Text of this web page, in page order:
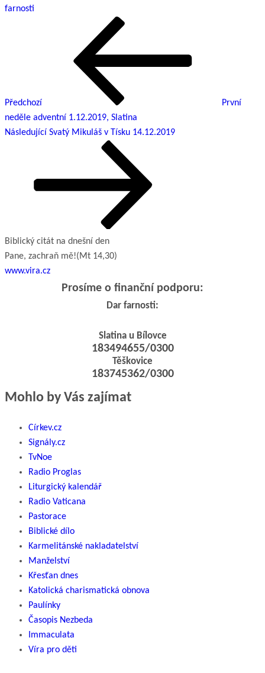
farnosti
Předchozí
První
neděle adventní 1.12.2019, Slatina
Následující
Následující Svatý Mikuláš v Tísku 14.12.2019
Biblický citát na dnešní den
Pane, zachraň mě!(Mt 14,30)
www.vira.cz
Prosíme o finanční podporu:
Dar farnosti:
Slatina u Bílovce
183494655/0300
Těškovice
183745362/0300
Mohlo by Vás zajímat
Církev.cz
Signály.cz
TvNoe
Radio Proglas
Liturgický kalendář
Radio Vaticana
Pastorace
Biblické dílo
Karmelitánské nakladatelství
Manželství
Křesťan dnes
Katolická charismatická obnova
Paulínky
Časopis Nezbeda
Immaculata
Víra pro děti